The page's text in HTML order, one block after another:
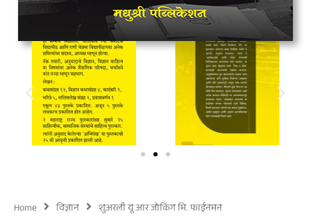
Home विज्ञान शुअरली यू आर जोकिंग मि. फाईनमन